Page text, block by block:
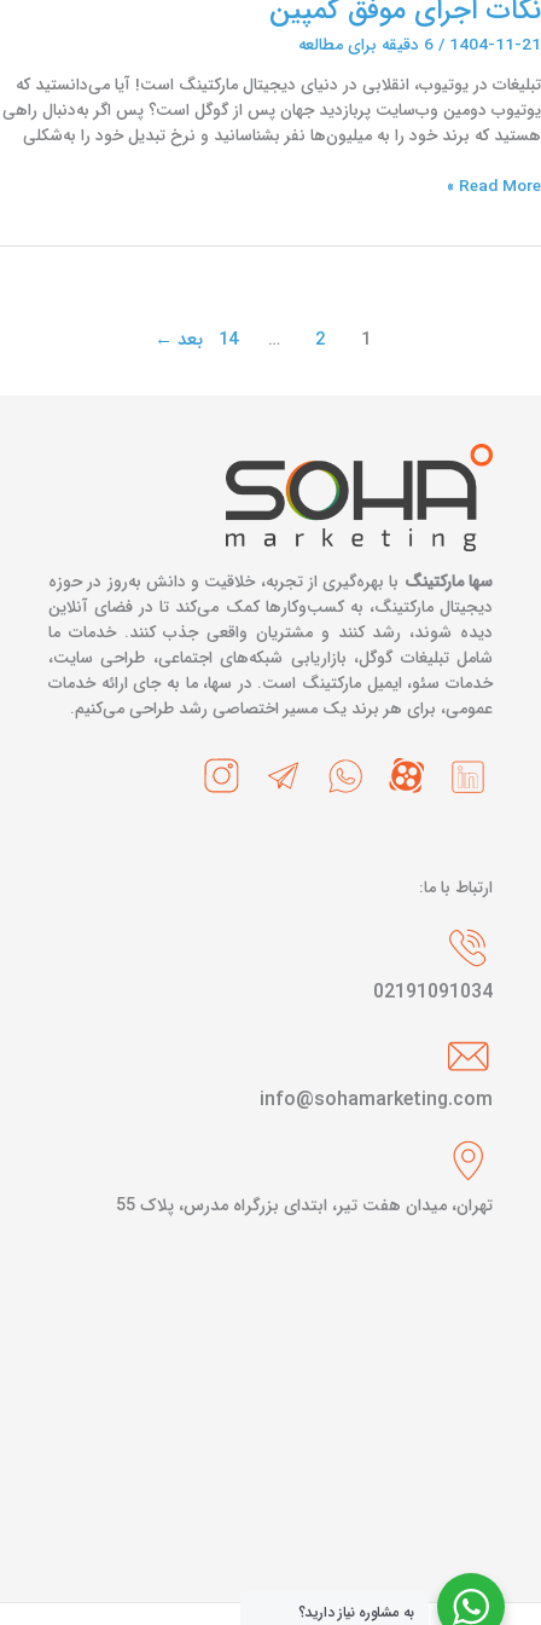
نکات اجرای موفق کمپین
1404-11-21
/6 دقیقه برای مطالعه
تبلیغات در یوتیوب، انقلابی در دنیای دیجیتال مارکتینگ است! آیا می‌دانستید که
یوتیوب دومین وب‌سایت پربازدید جهان پس از گوگل است؟ پس اگر به‌دنبال راهی
هستید که برند خود را به میلیون‌ها نفر بشناسانید و نرخ تبدیل خود را به‌شکلی
Read More »
1
2
…
14 بعد ←
سها مارکتینگ با بهره‌گیری از تجربه، خلاقیت و دانش به‌روز در حوزه
دیجیتال مارکتینگ، به کسب‌وکارها کمک می‌کند تا در فضای آنلاین
دیده شوند، رشد کنند و مشتریان واقعی جذب کنند. خدمات ما
شامل تبلیغات گوگل، بازاریابی شبکه‌های اجتماعی، طراحی سایت،
خدمات سئو، ایمیل مارکتینگ است. در سها، ما به جای ارائه خدمات
عمومی، برای هر برند یک مسیر اختصاصی رشد طراحی می‌کنیم.
ارتباط با ما:
02191091034
info@sohamarketing.com
تهران، میدان هفت تیر، ابتدای بزرگراه مدرس، پلاک 55
به مشاوره نیاز دارید؟